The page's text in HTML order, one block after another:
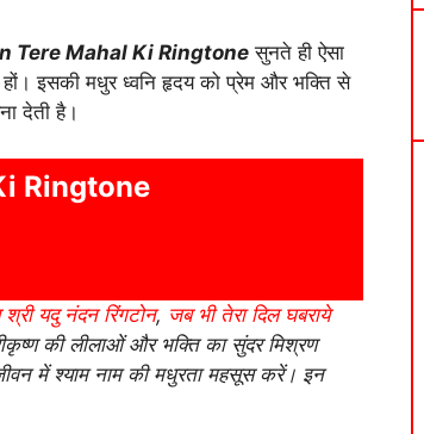
Tere Mahal Ki Ringtone सुनते ही ऐसा
इसकी मधुर ध्वनि हृदय को प्रेम और भक्ति से
देती है।
Ringtone
यदु नंदन रिंगटोन, जब भी तेरा दिल घबराये
की लीलाओं और भक्ति का सुंदर मिश्रण
में श्याम नाम की मधुरता महसूस करें। इन